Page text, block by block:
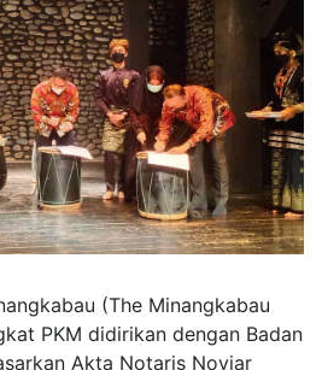
(The Minangkabau
PKM didirikan dengan Badan
Akta Notaris Noviar